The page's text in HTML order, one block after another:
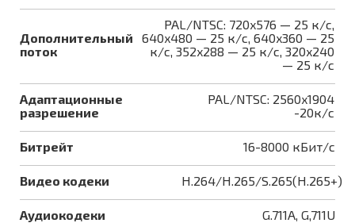
Дополнительный
поток
PAL/NTSC: 720x576 — 25 к/с,
640x480 — 25 к/с, 640x360 — 25
к/с, 352x288 — 25 к/с, 320x240
— 25 к/с
Адаптационные
разрешение
PAL/NTSC: 2560x1904
-20к/с
Битрейт 16-8000 кБит/с
Видео кодеки H.264/H.265/S.265(H.265+)
Аудиокодеки G.711A, G,711U